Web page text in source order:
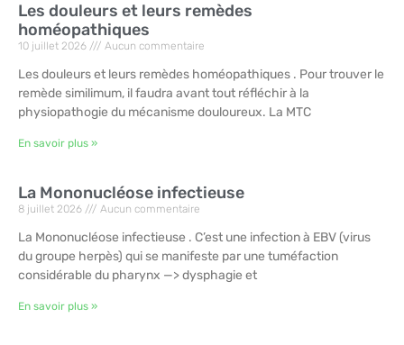
Les douleurs et leurs remèdes
homéopathiques
10 juillet 2026 Aucun commentaire
Les douleurs et leurs remèdes homéopathiques . Pour trouver le
remède similimum, il faudra avant tout réfléchir à la
physiopathogie du mécanisme douloureux. La MTC
En savoir plus »
La Mononucléose infectieuse
8 juillet 2026 Aucun commentaire
La Mononucléose infectieuse . C’est une infection à EBV (virus
du groupe herpès) qui se manifeste par une tuméfaction
considérable du pharynx —> dysphagie et
En savoir plus »